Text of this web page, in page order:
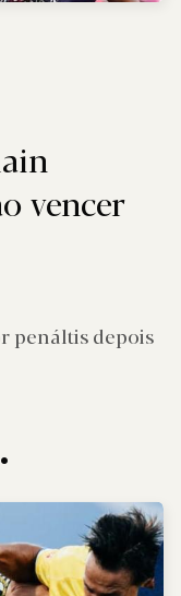
vencer
penáltis depois